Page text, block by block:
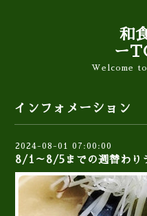
和
ー
Welcome
インフォメーション
2024-08-01 07:00:00
8/1～8/5までの週替わり